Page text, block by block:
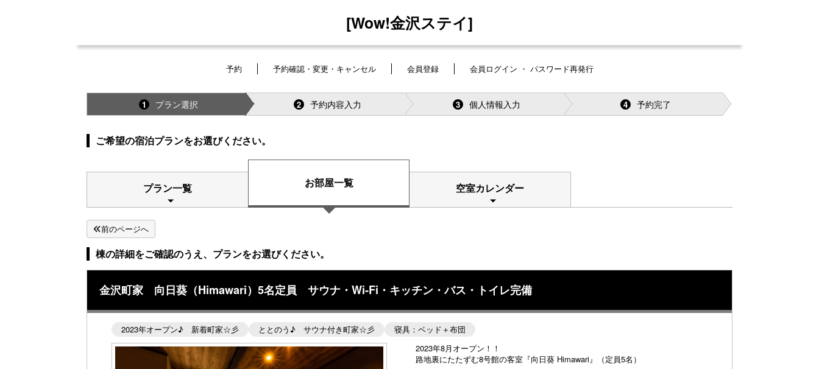
[Wow!金沢ステイ]
予約 予約確認・変更・キャンセル 会員登録 会員ログイン ・ パスワード再発行
1 プラン選択 2 予約内容入力 3 個人情報入力 4 予約完了
ご希望の宿泊プランをお選びください。
プラン一覧 お部屋一覧 空室カレンダー
前のページへ
棟の詳細をご確認のうえ、プランをお選びください。
金沢町家 向日葵（Himawari）5名定員 サウナ・Wi-Fi・キッチン・バス・トイレ完備
2023年オープン♪ 新着町家☆彡 ととのう♪ サウナ付き町家☆彡 寝具：ベッド＋布団
2023年8月オープン！！
路地裏にたたずむ8号館の客室『向日葵 Himawari』（定員5名）